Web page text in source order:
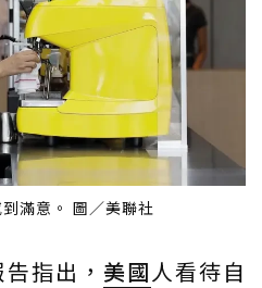
滿意。 圖／美聯社
指出， 美國 人看待自